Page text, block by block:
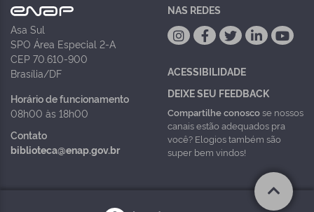
Asa Sul
SPO Área Especial 2-A
CEP 70.610-900
Brasília/DF
Horário de funcionamento
08h00 às 18h00
Contato
biblioteca@enap.gov.br
NAS REDES
ACESSIBILIDADE
DEIXE SEU FEEDBACK
Compartilhe conoscose nossos
canais estão adequados pra
você? Elogios também são
super bem vindos!